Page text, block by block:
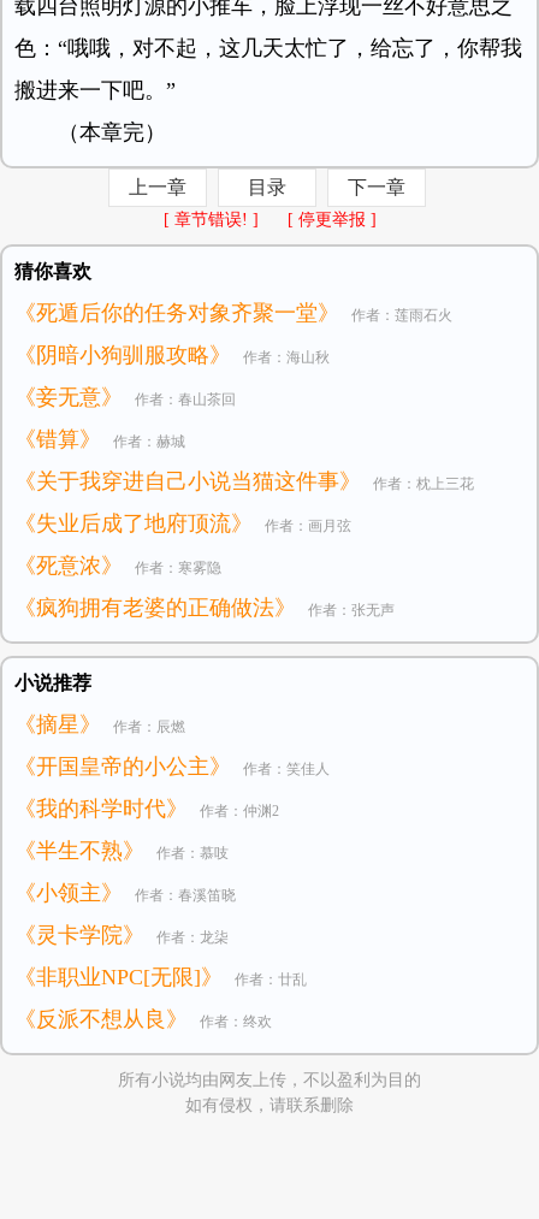
载四台照明灯源的小推车，脸上浮现一丝不好意思之
色：“哦哦，对不起，这几天太忙了，给忘了，你帮我
搬进来一下吧。”
（本章完）
上一章 目录 下一章
[ 章节错误! ] [ 停更举报 ]
猜你喜欢
《死遁后你的任务对象齐聚一堂》 作者：莲雨石火
《阴暗小狗驯服攻略》 作者：海山秋
《妾无意》 作者：春山茶回
《错算》 作者：赫城
《关于我穿进自己小说当猫这件事》 作者：枕上三花
《失业后成了地府顶流》 作者：画月弦
《死意浓》 作者：寒雾隐
《疯狗拥有老婆的正确做法》 作者：张无声
小说推荐
《摘星》 作者：辰燃
《开国皇帝的小公主》 作者：笑佳人
《我的科学时代》 作者：仲渊2
《半生不熟》 作者：慕吱
《小领主》 作者：春溪笛晓
《灵卡学院》 作者：龙柒
《非职业NPC[无限]》 作者：廿乱
《反派不想从良》 作者：终欢
所有小说均由网友上传，不以盈利为目的
如有侵权，请联系删除